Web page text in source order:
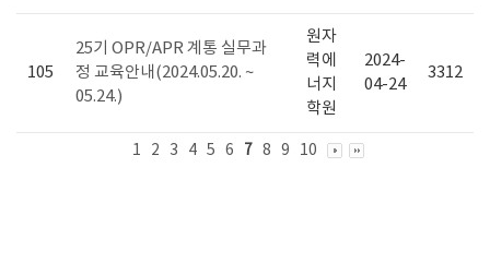
105
25기 OPR/APR 계통 실무과
정 교육안내(2024.05.20. ~
05.24.)
원자
력에
너지
학원
2024-
04-24
3312
1 2 3 4 5 6 7 8 9 10